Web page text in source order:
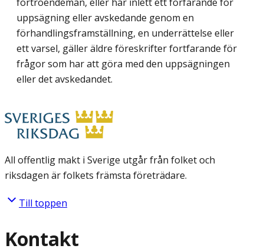
förtroendeman, eller har inlett ett förfarande för
uppsägning eller avskedande genom en
förhandlingsframställning, en underrättelse eller
ett varsel, gäller äldre föreskrifter fortfarande för
frågor som har att göra med den uppsägningen
eller det avskedandet.
All offentlig makt i Sverige utgår från folket och
riksdagen är folkets främsta företrädare.
Till toppen
Kontakt